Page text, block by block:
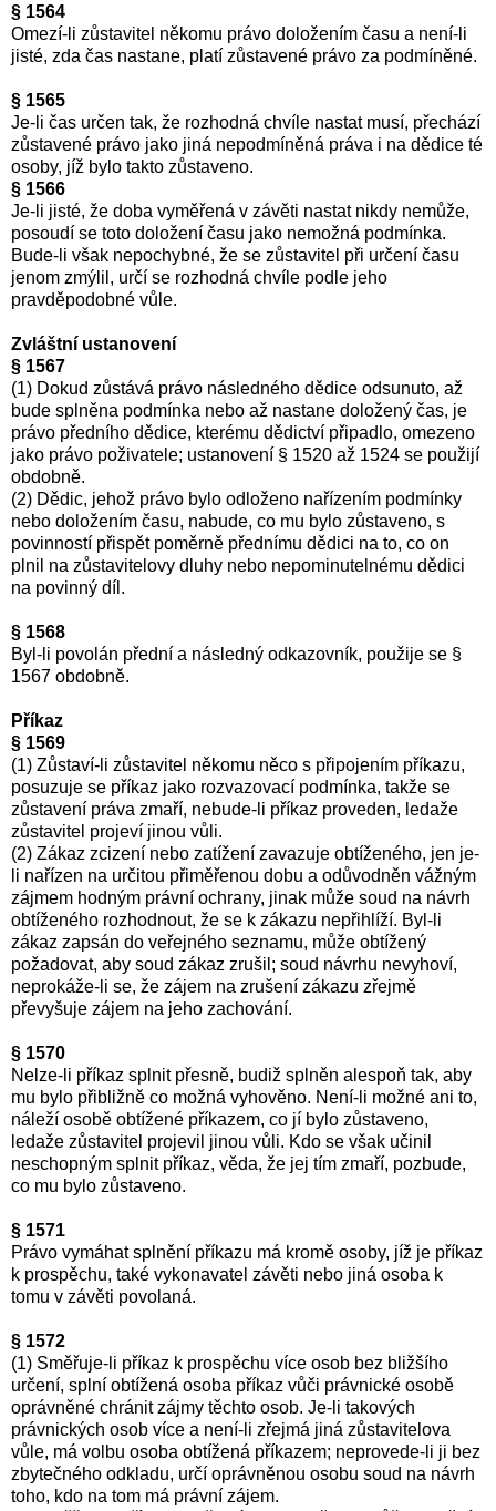
§ 1564
Omezí-li zůstavitel někomu právo doložením času a není-li
jisté, zda čas nastane, platí zůstavené právo za podmíněné.
§ 1565
Je-li čas určen tak, že rozhodná chvíle nastat musí, přechází
zůstavené právo jako jiná nepodmíněná práva i na dědice té
osoby, jíž bylo takto zůstaveno.
§ 1566
Je-li jisté, že doba vyměřená v závěti nastat nikdy nemůže,
posoudí se toto doložení času jako nemožná podmínka.
Bude-li však nepochybné, že se zůstavitel při určení času
jenom zmýlil, určí se rozhodná chvíle podle jeho
pravděpodobné vůle.
Zvláštní ustanovení
§ 1567
(1) Dokud zůstává právo následného dědice odsunuto, až
bude splněna podmínka nebo až nastane doložený čas, je
právo předního dědice, kterému dědictví připadlo, omezeno
jako právo poživatele; ustanovení § 1520 až 1524 se použijí
obdobně.
(2) Dědic, jehož právo bylo odloženo nařízením podmínky
nebo doložením času, nabude, co mu bylo zůstaveno, s
povinností přispět poměrně přednímu dědici na to, co on
plnil na zůstavitelovy dluhy nebo nepominutelnému dědici
na povinný díl.
§ 1568
Byl-li povolán přední a následný odkazovník, použije se §
1567 obdobně.
Příkaz
§ 1569
(1) Zůstaví-li zůstavitel někomu něco s připojením příkazu,
posuzuje se příkaz jako rozvazovací podmínka, takže se
zůstavení práva zmaří, nebude-li příkaz proveden, ledaže
zůstavitel projeví jinou vůli.
(2) Zákaz zcizení nebo zatížení zavazuje obtíženého, jen je-
li nařízen na určitou přiměřenou dobu a odůvodněn vážným
zájmem hodným právní ochrany, jinak může soud na návrh
obtíženého rozhodnout, že se k zákazu nepřihlíží. Byl-li
zákaz zapsán do veřejného seznamu, může obtížený
požadovat, aby soud zákaz zrušil; soud návrhu nevyhoví,
neprokáže-li se, že zájem na zrušení zákazu zřejmě
převyšuje zájem na jeho zachování.
§ 1570
Nelze-li příkaz splnit přesně, budiž splněn alespoň tak, aby
mu bylo přibližně co možná vyhověno. Není-li možné ani to,
náleží osobě obtížené příkazem, co jí bylo zůstaveno,
ledaže zůstavitel projevil jinou vůli. Kdo se však učinil
neschopným splnit příkaz, věda, že jej tím zmaří, pozbude,
co mu bylo zůstaveno.
§ 1571
Právo vymáhat splnění příkazu má kromě osoby, jíž je příkaz
k prospěchu, také vykonavatel závěti nebo jiná osoba k
tomu v závěti povolaná.
§ 1572
(1) Směřuje-li příkaz k prospěchu více osob bez bližšího
určení, splní obtížená osoba příkaz vůči právnické osobě
oprávněné chránit zájmy těchto osob. Je-li takových
právnických osob více a není-li zřejmá jiná zůstavitelova
vůle, má volbu osoba obtížená příkazem; neprovede-li ji bez
zbytečného odkladu, určí oprávněnou osobu soud na návrh
toho, kdo na tom má právní zájem.